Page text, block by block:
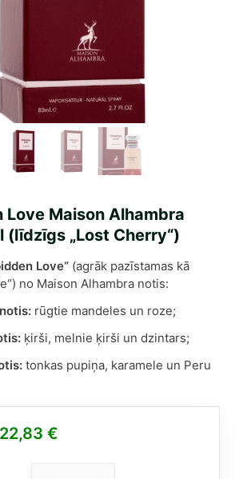
Love Maison Alhambra
(līdzīgs „Lost Cherry“)
Love“ (agrāk pazīstamas kā
no Maison Alhambra notis:
rūgtie mandeles un roze;
ķirši, melnie ķirši un dzintars;
tonkas pupiņa, karamele un Peru
22,83 €